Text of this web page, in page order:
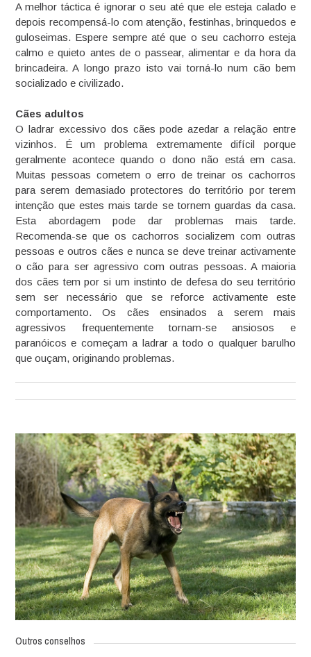
A melhor táctica é ignorar o seu até que ele esteja calado e
depois recompensá-lo com atenção, festinhas, brinquedos e
guloseimas. Espere sempre até que o seu cachorro esteja
calmo e quieto antes de o passear, alimentar e da hora da
brincadeira. A longo prazo isto vai torná-lo num cão bem
socializado e civilizado.
Cães adultos
O ladrar excessivo dos cães pode azedar a relação entre
vizinhos. É um problema extremamente difícil porque
geralmente acontece quando o dono não está em casa.
Muitas pessoas cometem o erro de treinar os cachorros
para serem demasiado protectores do território por terem
intenção que estes mais tarde se tornem guardas da casa.
Esta abordagem pode dar problemas mais tarde.
Recomenda-se que os cachorros socializem com outras
pessoas e outros cães e nunca se deve treinar activamente
o cão para ser agressivo com outras pessoas. A maioria
dos cães tem por si um instinto de defesa do seu território
sem ser necessário que se reforce activamente este
comportamento. Os cães ensinados a serem mais
agressivos frequentemente tornam-se ansiosos e
paranóicos e começam a ladrar a todo o qualquer barulho
que ouçam, originando problemas.
Outros conselhos